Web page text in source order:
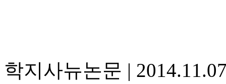
학지사뉴논문 |